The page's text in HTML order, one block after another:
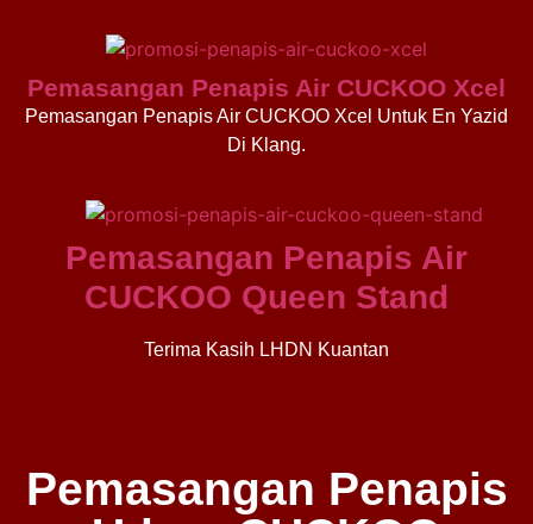
Pemasangan Penapis Air CUCKOO Xcel
Pemasangan Penapis Air CUCKOO Xcel Untuk En Yazid
Di Klang.
Pemasangan Penapis Air
CUCKOO Queen Stand
Terima Kasih LHDN Kuantan
Pemasangan Penapis